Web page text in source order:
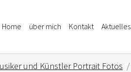
Home über mich Kontakt Aktuelles
und Künstler Portrait Fotos